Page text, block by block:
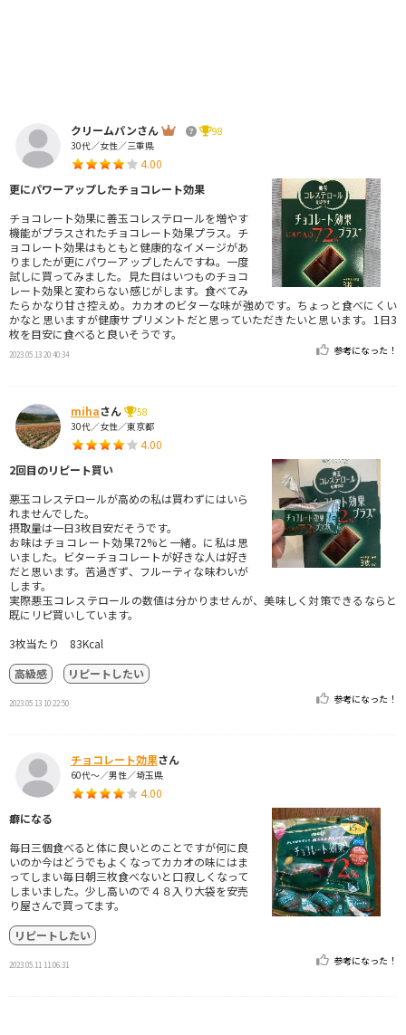
クリームパンさん
98
30代／女性／三重県
4.00
更にパワーアップしたチョコレート効果
チョコレート効果に善玉コレステロールを増やす
機能がプラスされたチョコレート効果プラス。チ
ョコレート効果はもともと健康的なイメージがあ
りましたが更にパワーアップしたんですね。一度
試しに買ってみました。見た目はいつものチョコ
レート効果と変わらない感じがします。食べてみ
たらかなり甘さ控えめ。カカオのビターな味が強めです。ちょっと食べにくい
かなと思いますが健康サプリメントだと思っていただきたいと思います。1日3
枚を目安に食べると良いそうです。
2023.05.13 20:40:34 参考になった！
mihaさん
58
30代／女性／東京都
4.00
2回目のリピート買い
悪玉コレステロールが高めの私は買わずにはいら
れませんでした。
摂取量は一日3枚目安だそうです。
お味はチョコレート効果72%と一緒。に私は思
いました。ビターチョコレートが好きな人は好き
だと思います。苦過ぎず、フルーティな味わいが
します。
実際悪玉コレステロールの数値は分かりませんが、美味しく対策できるならと
既にリピ買いしています。
3枚当たり 83Kcal
高級感
リピートしたい
2023.05.13 10:22:50 参考になった！
チョコレート効果さん
60代～／男性／埼玉県
4.00
癖になる
毎日三個食べると体に良いとのことですが何に良
いのか今はどうでもよくなってカカオの味にはま
ってしまい毎日朝三枚食べないと口寂しくなって
しまいました。少し高いので４８入り大袋を安売
り屋さんで買ってます。
リピートしたい
2023.05.11 11:06:31 参考になった！